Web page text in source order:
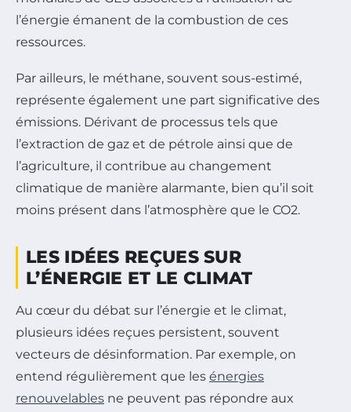
l’énergie émanent de la combustion de ces
ressources.
Par ailleurs, le méthane, souvent sous-estimé,
représente également une part significative des
émissions. Dérivant de processus tels que
l’extraction de gaz et de pétrole ainsi que de
l’agriculture, il contribue au changement
climatique de manière alarmante, bien qu’il soit
moins présent dans l’atmosphère que le CO2.
LES IDÉES REÇUES SUR
L’ÉNERGIE ET LE CLIMAT
Au cœur du débat sur l’énergie et le climat,
plusieurs idées reçues persistent, souvent
vecteurs de désinformation. Par exemple, on
entend régulièrement que les énergies
renouvelables ne peuvent pas répondre aux